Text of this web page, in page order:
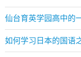
仙台育英学园高中的
如何学习日本的国语